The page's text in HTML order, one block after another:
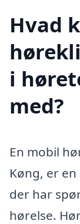
Hvad
i
med?
En mobil
Køng, er
der har
hørelse.